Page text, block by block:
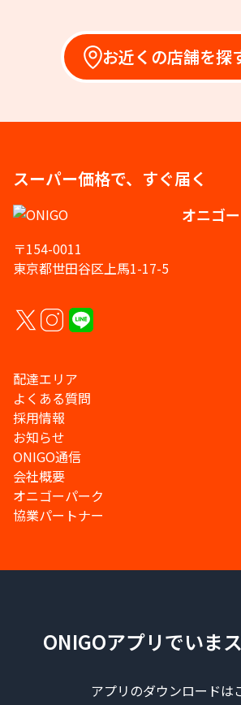
お近くの店舗を探
スーパー価格で、すぐ届く
オニゴー
〒154-0011
東京都世田谷区上馬1-17-5
配達エリア
よくある質問
採用情報
お知らせ
ONIGO通信
会社概要
オニゴーパーク
協業パートナー
ONIGOアプリでいま
アプリのダウンロードは